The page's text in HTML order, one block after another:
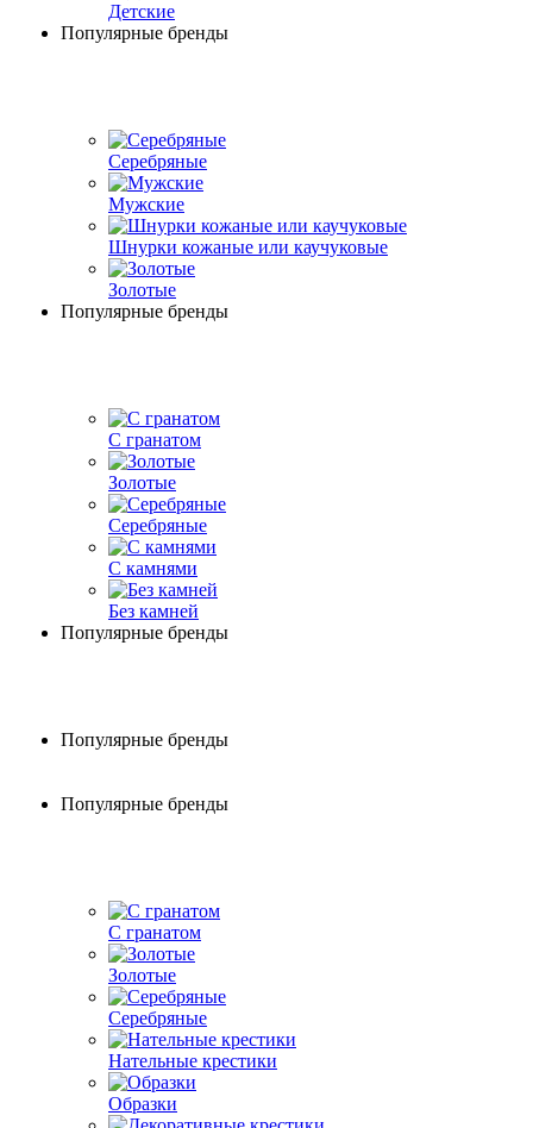
Детские
Популярные бренды
Серебряные
Мужские
Шнурки кожаные или каучуковые
Золотые
Популярные бренды
С гранатом
Золотые
Серебряные
С камнями
Без камней
Популярные бренды
Популярные бренды
Популярные бренды
С гранатом
Золотые
Серебряные
Нательные крестики
Образки